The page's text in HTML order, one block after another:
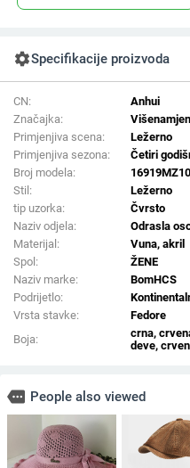
settingsSpecifikacije proizvoda
CN:
Anhui
Značajka:
Primjenjiva scena:
Ležerno
Primjenjiva sezona:
Četiri
Broj modela:
16919MZ10
Stil:
Ležerno
tip uzorka:
Čvrsto
Naziv odjela:
Odrasla
Materijal:
Vuna, akril
Spol:
ŽENE
Naziv marke:
BomHCS
Podrijetlo:
Vrsta stavke:
Fedore
Boja:
crna,
deve,
more People also viewed